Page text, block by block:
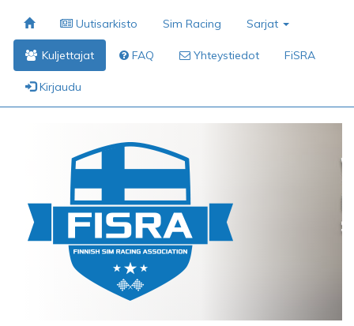
Uutisarkisto Sim Racing Sarjat
Kuljettajat FAQ Yhteystiedot FiSRA
Kirjaudu